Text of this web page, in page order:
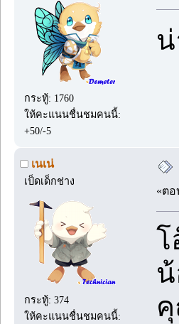
กระทู้: 1760
ให้คะแนนชื่นชมคนนี้:
+50/-5
เนเน่
เป็ดเด็กช่าง
กระทู้: 374
ให้คะแนนชื่นชมคนนี้:
«ตอ
โ